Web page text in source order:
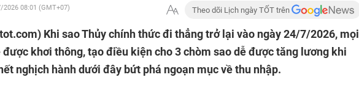
2026 08:01 (GMT+07) Theo dõi Lịch ngày TỐT trên
Khi sao Thủy chính thức đi thẳng trở lại vào ngày 24/7/2026, mọi
được khơi thông, tạo điều kiện cho 3 chòm sao dễ được tăng lương khi
nghịch hành dưới đây bứt phá ngoạn mục về thu nhập.